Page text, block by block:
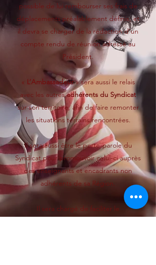
possible de lui rembourser ses frais de
déplacements préalablement définis, et
il devra se charger de la rédaction d’un
compte rendu de réunion adressé au
Président.
« L’Ambassadeur» sera aussi le relais
avec les autresadhérents du Syndicat
sur son territoire, afin de faire remonter
les situations terrains rencontrées.
Il sera aussi être le porte-parole du
Syndicat pour promouvoir celui-ci auprès
des enseignants et encadrants non
adhérents de sa Région.
Il sera chargé de faciliter le